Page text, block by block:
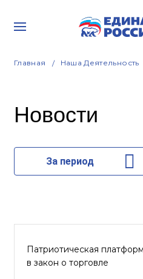
Главная Наша Деятельность
Новости
За период
Патриотическая
в закон о торговле